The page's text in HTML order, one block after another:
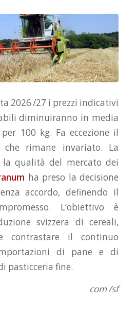
2026 /27 i prezzi indicativi
diminuiranno in media
100 kg. Fa eccezione il
che rimane invariato. La
la qualità del mercato dei
ha preso la decisione
accordo, definendo il
L’obiettivo è
svizzera di cereali,
contrastare il continuo
di pane e di
pasticceria fine.
com /sf